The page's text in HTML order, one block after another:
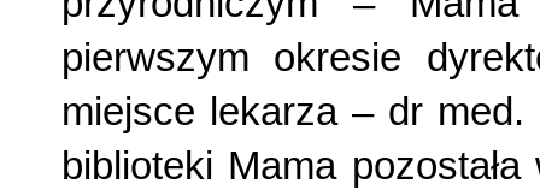
pierwszym okresie
miejsce lekarza – dr
biblioteki Mama